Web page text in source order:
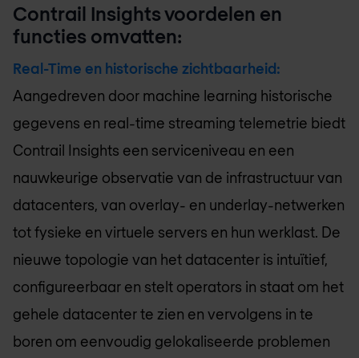
Contrail Insights voordelen en
functies omvatten:
Real-Time en historische zichtbaarheid:
Aangedreven door machine learning historische
gegevens en real-time streaming telemetrie biedt
Contrail Insights een serviceniveau en een
nauwkeurige observatie van de infrastructuur van
datacenters, van overlay- en underlay-netwerken
tot fysieke en virtuele servers en hun werklast. De
nieuwe topologie van het datacenter is intuïtief,
configureerbaar en stelt operators in staat om het
gehele datacenter te zien en vervolgens in te
boren om eenvoudig gelokaliseerde problemen